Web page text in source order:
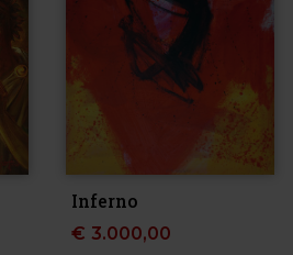
Inferno
€ 3.000,00